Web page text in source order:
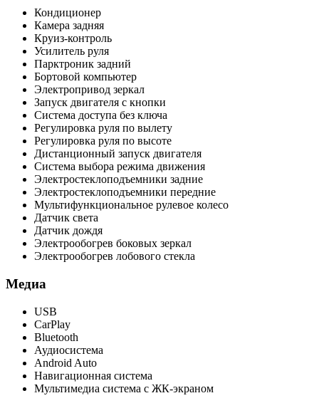
Кондиционер
Камера задняя
Круиз-контроль
Усилитель руля
Парктроник задний
Бортовой компьютер
Электропривод зеркал
Запуск двигателя с кнопки
Система доступа без ключа
Регулировка руля по вылету
Регулировка руля по высоте
Дистанционный запуск двигателя
Система выбора режима движения
Электростеклоподъемники задние
Электростеклоподъемники передние
Мультифункциональное рулевое колесо
Датчик света
Датчик дождя
Электрообогрев боковых зеркал
Электрообогрев лобового стекла
Медиа
USB
CarPlay
Bluetooth
Аудиосистема
Android Auto
Навигационная система
Мультимедиа система с ЖК-экраном